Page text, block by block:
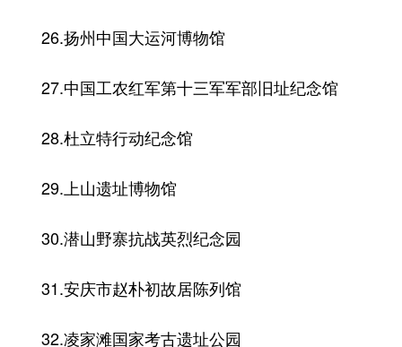
26.扬州中国大运河博物馆
27.中国工农红军第十三军军部旧址纪念馆
28.杜立特行动纪念馆
29.上山遗址博物馆
30.潜山野寨抗战英烈纪念园
31.安庆市赵朴初故居陈列馆
32.凌家滩国家考古遗址公园